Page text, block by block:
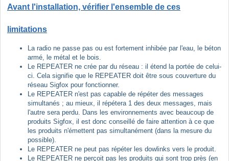
Avant l'installation, vérifier l'ensemble de ces
limitations
La radio ne passe pas ou est fortement inhibée par l'eau, le béton
armé, le métal et le bois.
Le REPEATER ne crée par du réseau : il étend la portée de celui-
ci. Cela signifie que le REPEATER doit être sous couverture du
réseau Sigfox pour fonctionner.
Le REPEATER n'est pas capable de répéter des messages
simultanés ; au mieux, il répétera 1 des deux messages, mais
l'autre sera perdu. Dans les environnements avec beaucoup de
produits Sigfox, il est donc conseillé de faire attention à ce que
les produits n'émettent pas simultanément (dans la mesure du
possible).
Le REPEATER ne peut pas répéter les dowlinks vers le produit.
Le REPEATER ne perçoit pas les produits qui sont trop près (en